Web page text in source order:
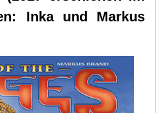
Inka und Markus